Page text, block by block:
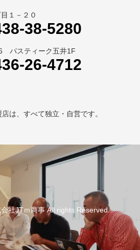
１－２０
38-5280
パスティーク五井1F
26-4712
は、すべて独立・自営です。
社JTｍ商事 All rights Reserved.